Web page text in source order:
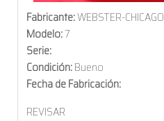
Fabricante:WEBSTER-CHICAGO
Modelo:7
Serie:
Condición:Bueno
Fecha de Fabricación:
REVISAR